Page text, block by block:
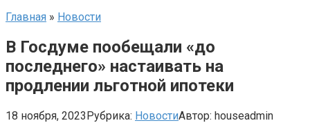
Главная » Новости
В Госдуме пообещали «до
последнего» настаивать на
продлении льготной ипотеки
18 ноября, 2023Рубрика: НовостиАвтор: houseadmin